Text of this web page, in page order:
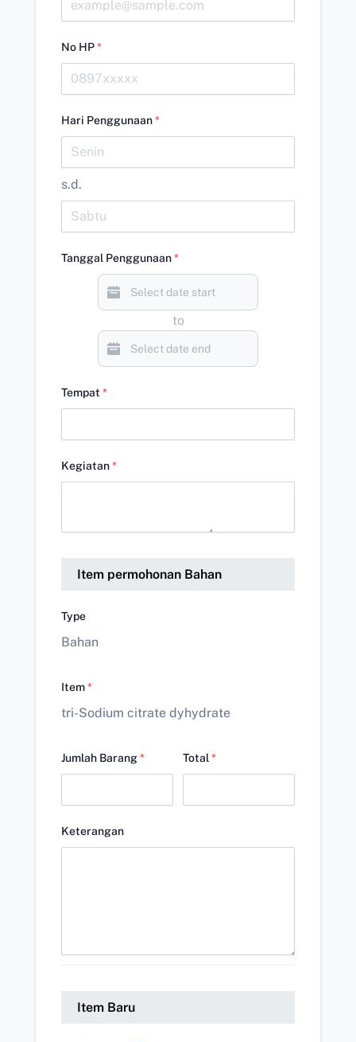
No HP*
Hari Penggunaan*
s.d.
Tanggal Penggunaan*
to
Tempat *
Kegiatan*
Item permohonan Bahan
Type
Bahan
Item*
tri-Sodium citrate dyhydrate
Jumlah Barang* Total *
Keterangan
Item Baru